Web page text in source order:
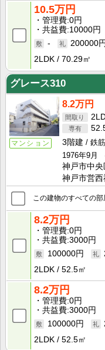
10.5万円
管理費 0円
共益費 10000円
-
200000円
2LDK
70.29㎡
グレース310
マンション
8.2万円
3階建
鉄
1976年9月
神戸市中央
神戸市営
この建物のすべての
8.2万円
管理費 0円
共益費 3000円
100000円
2LDK
52.5㎡
8.2万円
管理費 0円
共益費 3000円
100000円
2LDK
52.5㎡